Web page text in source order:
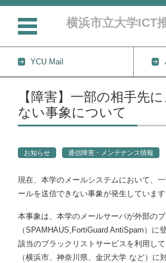
横浜市立大学ICT
YCU Mail
コンテンツに移動
【障害】一部の相手先
ない事象について
お知らせ 通信障害・メンテナンス情報
現在、本学のメールシステムにおいて、
ールを送信できない事象が発生しています
本事象は、本学のメールサーバが外部の
（SPAMHAUS,FortiGuard AntiSpam）に
該当のブラックリストサービスを利用し
（横浜市、神奈川県、金沢大学 など）に